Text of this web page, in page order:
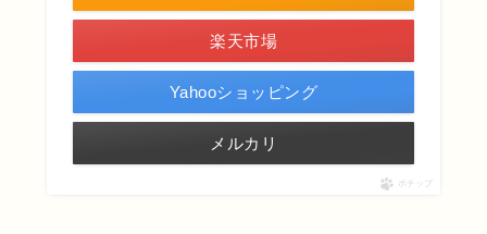
楽天市場
Yahooショッピング
メルカリ
ポチップ